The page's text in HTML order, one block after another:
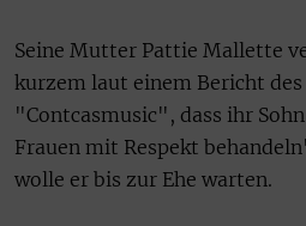
Seine Mutter Pattie Mallette
kurzem laut einem Bericht
"Contcasmusic", dass ihr
Frauen mit Respekt
wolle er bis zur Ehe warten.